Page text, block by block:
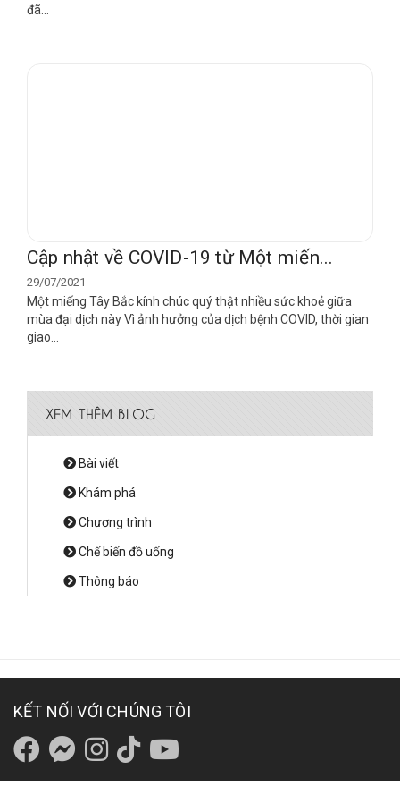
đã...
Cập nhật về COVID-19 từ Một miến...
29/07/2021
Một miếng Tây Bắc kính chúc quý thật nhiều sức khoẻ giữa
mùa đại dịch này Vì ảnh hưởng của dịch bệnh COVID, thời gian
giao...
XEM THÊM BLOG
Bài viết
Khám phá
Chương trình
Chế biến đồ uống
Thông báo
KẾT NỐI VỚI CHÚNG TÔI